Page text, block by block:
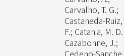
Carvalho, T. G.;
Castaneda-Ruiz,
F.; Catania, M. D.,
Cazabonne, J.;
Cedeno-Sanchez,